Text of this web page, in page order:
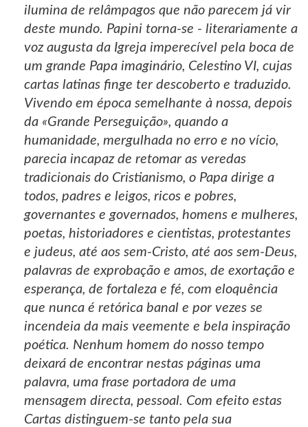
ilumina de relâmpagos que não parecem já vir
deste mundo. Papini torna-se - literariamente a
voz augusta da Igreja imperecível pela boca de
um grande Papa imaginário, Celestino VI, cujas
cartas latinas finge ter descoberto e traduzido.
Vivendo em época semelhante à nossa, depois
da «Grande Perseguição», quando a
humanidade, mergulhada no erro e no vício,
parecia incapaz de retomar as veredas
tradicionais do Cristianismo, o Papa dirige a
todos, padres e leigos, ricos e pobres,
governantes e governados, homens e mulheres,
poetas, historiadores e cientistas, protestantes
e judeus, até aos sem-Cristo, até aos sem-Deus,
palavras de exprobação e amos, de exortação e
esperança, de fortaleza e fé, com eloquência
que nunca é retórica banal e por vezes se
incendeia da mais veemente e bela inspiração
poética. Nenhum homem do nosso tempo
deixará de encontrar nestas páginas uma
palavra, uma frase portadora de uma
mensagem directa, pessoal. Com efeito estas
Cartas distinguem-se tanto pela sua